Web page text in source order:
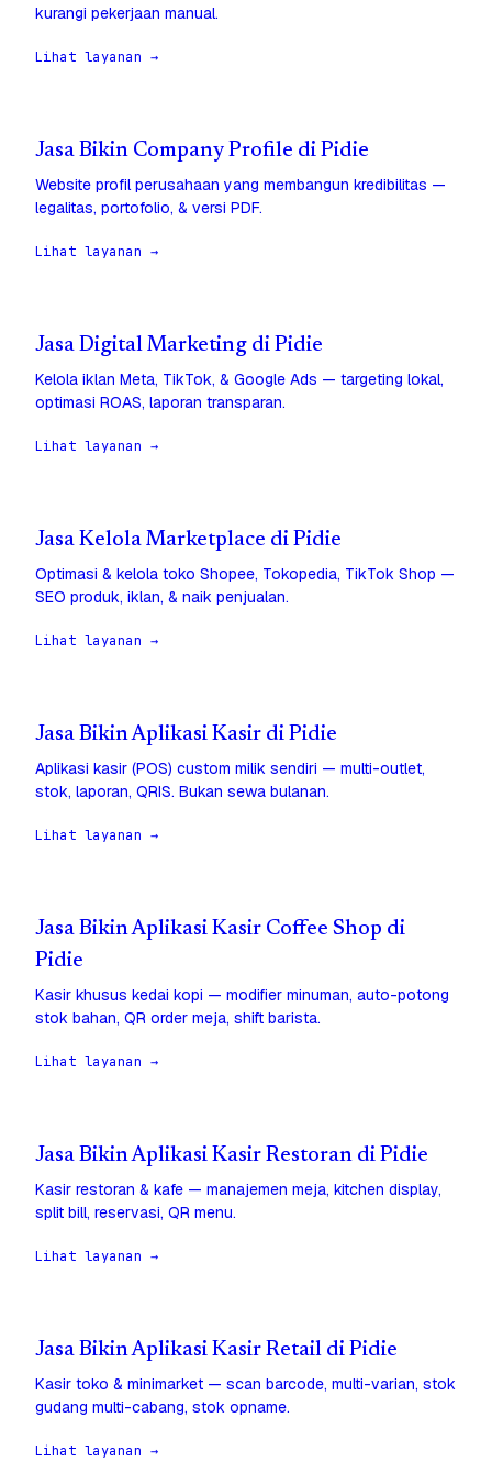
kurangi pekerjaan manual.
Lihat layanan →
Jasa Bikin Company Profile di Pidie
Website profil perusahaan yang membangun kredibilitas —
legalitas, portofolio, & versi PDF.
Lihat layanan →
Jasa Digital Marketing di Pidie
Kelola iklan Meta, TikTok, & Google Ads — targeting lokal,
optimasi ROAS, laporan transparan.
Lihat layanan →
Jasa Kelola Marketplace di Pidie
Optimasi & kelola toko Shopee, Tokopedia, TikTok Shop —
SEO produk, iklan, & naik penjualan.
Lihat layanan →
Jasa Bikin Aplikasi Kasir di Pidie
Aplikasi kasir (POS) custom milik sendiri — multi-outlet,
stok, laporan, QRIS. Bukan sewa bulanan.
Lihat layanan →
Jasa Bikin Aplikasi Kasir Coffee Shop di
Pidie
Kasir khusus kedai kopi — modifier minuman, auto-potong
stok bahan, QR order meja, shift barista.
Lihat layanan →
Jasa Bikin Aplikasi Kasir Restoran di Pidie
Kasir restoran & kafe — manajemen meja, kitchen display,
split bill, reservasi, QR menu.
Lihat layanan →
Jasa Bikin Aplikasi Kasir Retail di Pidie
Kasir toko & minimarket — scan barcode, multi-varian, stok
gudang multi-cabang, stok opname.
Lihat layanan →